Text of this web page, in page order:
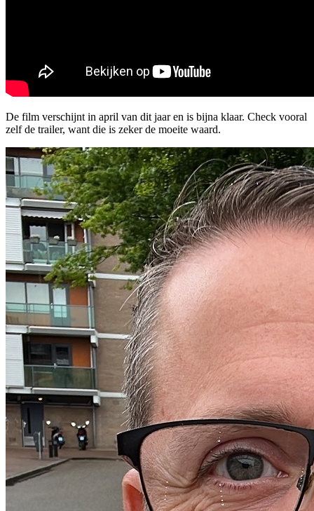
De film verschijnt in april van dit jaar en is bijna klaar. Check vooral
zelf de trailer, want die is zeker de moeite waard.